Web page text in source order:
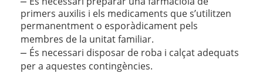
primers auxilis i els medicaments que s’utilitzen
permanentment o esporàdicament pels
membres de la unitat familiar.
– És necessari disposar de roba i calçat adequats
per a aquestes contingències.